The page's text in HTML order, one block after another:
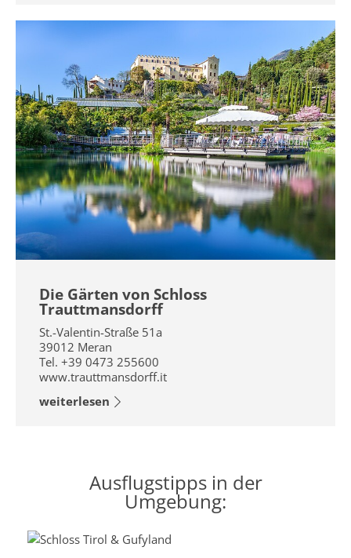
Die Gärten von Schloss
Trauttmansdorff
St.-Valentin-Straße 51a
39012 Meran
Tel. +39 0473 255600
www.trauttmansdorff.it
weiterlesen
Ausflugstipps in der
Umgebung: